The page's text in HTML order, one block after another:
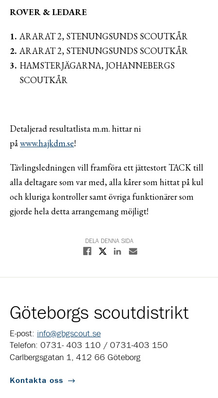
ROVER & LEDARE
ARARAT 2, STENUNGSUNDS SCOUTKÅR
ARARAT 2, STENUNGSUNDS SCOUTKÅR
HAMSTERJÄGARNA, JOHANNEBERGS
SCOUTKÅR
Detaljerad resultatlista m.m. hittar ni
påwww.hajkdm.se!
Tävlingsledningen vill framföra ett jättestort TACK till
alla deltagare som var med, alla kårer som hittat på kul
och kluriga kontroller samt övriga funktionärer som
gjorde hela detta arrangemang möjligt!
DELA DENNA SIDA
Dela på Facebook
Dela på XDela på Linkedin
Dela med E-post
Göteborgs scoutdistrikt
E-post: info@gbgscout.se
Telefon: 0731- 403 110 / 0731-403 150
Carlbergsgatan 1, 412 66 Göteborg
Kontakta oss